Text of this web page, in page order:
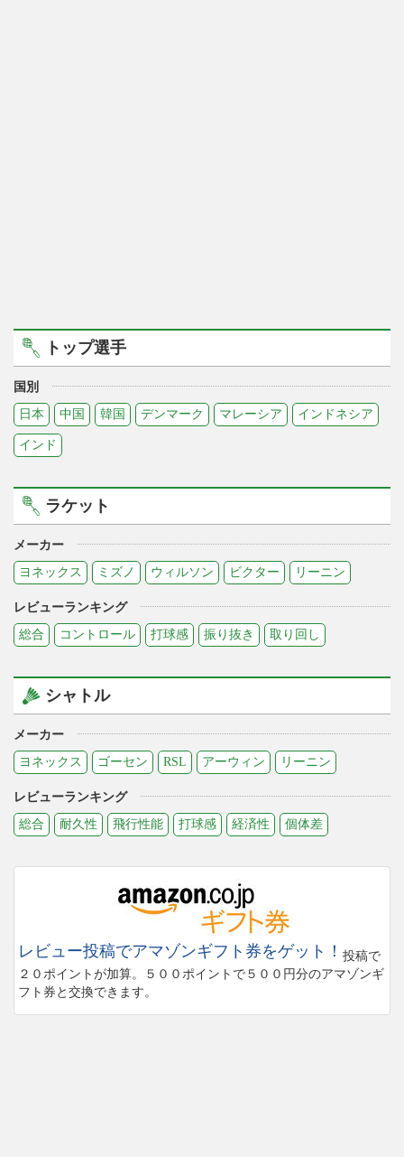
トップ選手
国別
日本
中国 韓国 デンマーク マレーシア インドネシア
インド
ラケット
メーカー
ヨネックス
ミズノ ウィルソン ビクター リーニン
レビューランキング
総合
コントロール 打球感 振り抜き 取り回し
シャトル
メーカー
ヨネックス
ゴーセン RSL アーウィン リーニン
レビューランキング
総合
耐久性 飛行性能 打球感 経済性 個体差
レビュー投稿でアマゾンギフト券をゲット！ 投稿で
２０ポイントが加算。５００ポイントで５００円分のアマゾンギ
フト券と交換できます。